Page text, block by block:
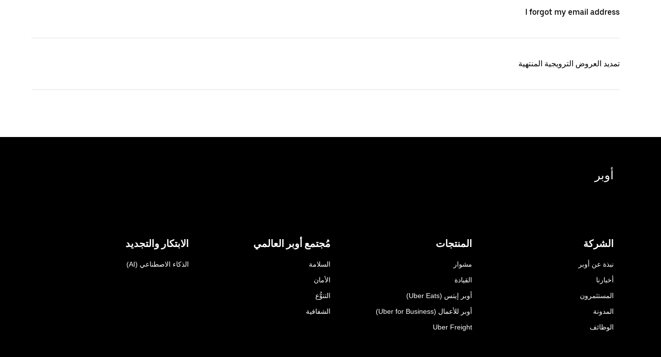
I forgot my email address
تمديد العروض الترويجية المنتهية
أوبر
الشركة
نبذة عن أوبر
أخبارنا
المستثمرون
المدونة
الوظائف
المنتجات
مشوار
القيادة
أوبر إيتس (Uber Eats)
أوبر للأعمال (Uber for Business)
Uber Freight
مُجتمع أوبر العالمي
السلامة
الأمان
التنوُّع
الشفافية
الابتكار والتجديد
الذكاء الاصطناعي (AI)